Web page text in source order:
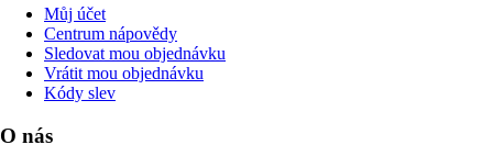
Můj účet
Centrum nápovědy
Sledovat mou objednávku
Vrátit mou objednávku
Kódy slev
O nás